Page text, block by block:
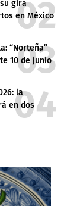
gira
en México
“Norteña”
10 de junio
la
en dos